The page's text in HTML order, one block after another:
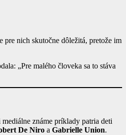
pre nich skutočne dôležitá, pretože im
„Pre malého človeka sa to stáva
známe príklady patria deti
De Niro a Gabrielle Union.